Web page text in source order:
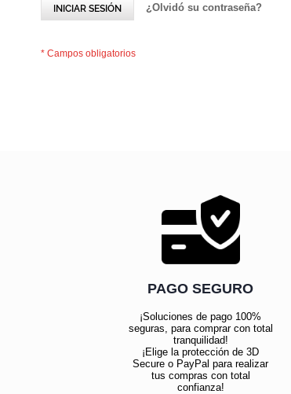
INICIAR SESIÓN ¿Olvidó su contraseña?
PAGO SEGURO
¡Soluciones de pago 100%
seguras, para comprar con total
tranquilidad!
¡Elige la protección de 3D
Secure o PayPal para realizar
tus compras con total
confianza!